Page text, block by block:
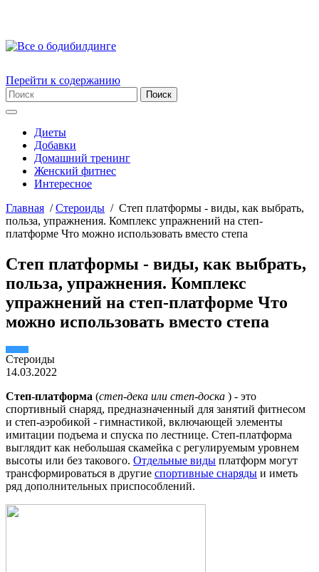
Перейти к содержанию
Диеты
Добавки
Домашний тренинг
Женский фитнес
Интересное
Главная /Стероиды / Степ платформы - виды, как выбрать,
польза, упражнения. Комплекс упражнений на степ-
платформе Что можно использовать вместо степа
Степ платформы - виды, как выбрать,
польза, упражнения. Комплекс
упражнений на степ-платформе Что
можно использовать вместо степа
Стероиды
14.03.2022
Степ-платформа (степ-дека или степ-доска ) - это
спортивный снаряд, предназначенный для занятий фитнесом
и степ-аэробикой - гимнастикой, включающей элементы
имитации подъема и спуска по лестнице. Степ-платформа
выглядит как небольшая скамейка с регулируемым уровнем
высоты или без такового. Отдельные виды платформ могут
трансформироваться в другие спортивные снаряды и иметь
ряд дополнительных приспособлений.